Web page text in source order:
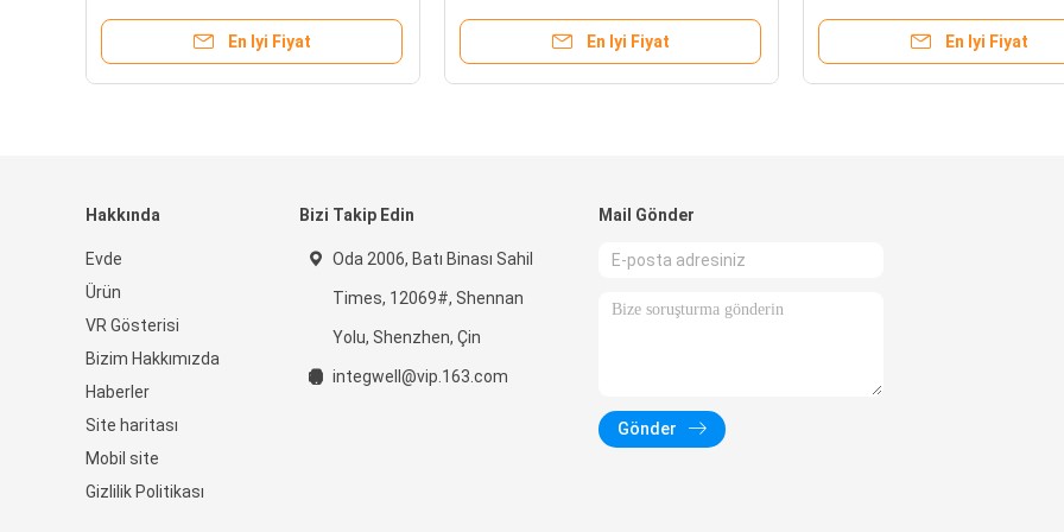
En Iyi Fiyat En Iyi Fiyat En Iyi Fiyat
Hakkında
Evde
Ürün
VR Gösterisi
Bizim Hakkımızda
Haberler
Site haritası
Mobil site
Gizlilik Politikası
Bizi Takip Edin
Oda 2006, Batı Binası Sahil
Times, 12069#, Shennan
Yolu, Shenzhen, Çin
integwell@vip.163.com
Mail Gönder
Gönder